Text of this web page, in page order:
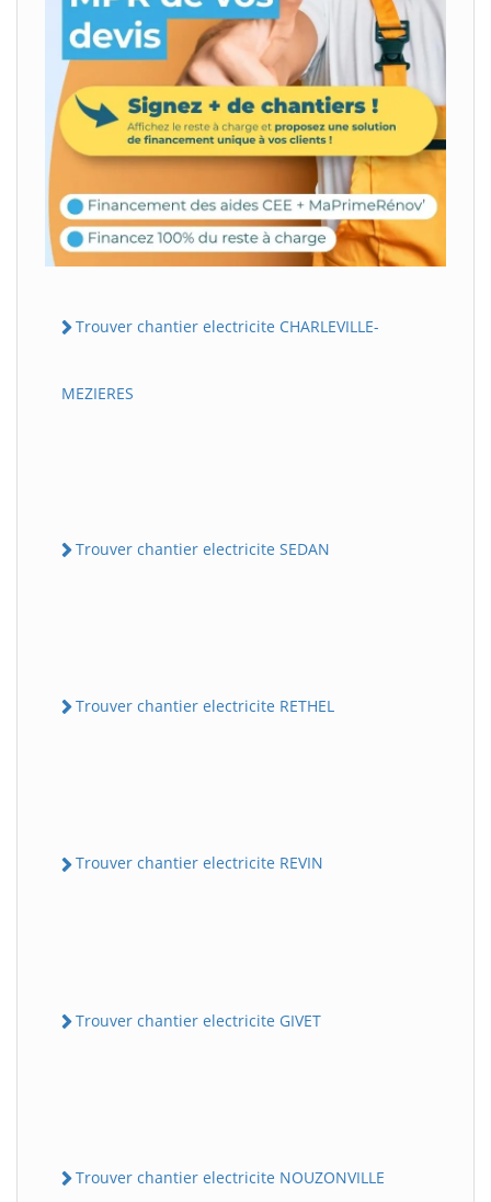
Trouver chantier electricite CHARLEVILLE-
MEZIERES
Trouver chantier electricite SEDAN
Trouver chantier electricite RETHEL
Trouver chantier electricite REVIN
Trouver chantier electricite GIVET
Trouver chantier electricite NOUZONVILLE